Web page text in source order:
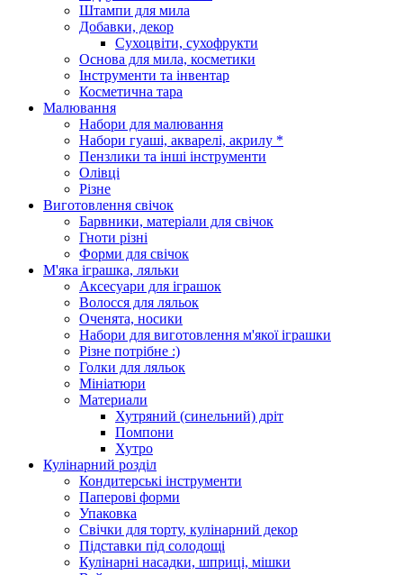
Штампи для мила
Добавки, декор
Сухоцвіти, сухофрукти
Основа для мила, косметики
Інструменти та інвентар
Косметична тара
Малювання
Набори для малювання
Набори гуаші, акварелі, акрилу *
Пензлики та інші інструменти
Олівці
Різне
Виготовлення свічок
Барвники, матеріали для свічок
Гноти різні
Форми для свічок
М'яка іграшка, ляльки
Аксесуари для іграшок
Волосся для ляльок
Оченята, носики
Набори для виготовлення м'якої іграшки
Різне потрібне :)
Голки для ляльок
Мініатюри
Материали
Хутряний (синельний) дріт
Помпони
Хутро
Кулінарний розділ
Кондитерські інструменти
Паперові форми
Упаковка
Свічки для торту, кулінарний декор
Підставки під солодощі
Кулінарні насадки, шприці, мішки